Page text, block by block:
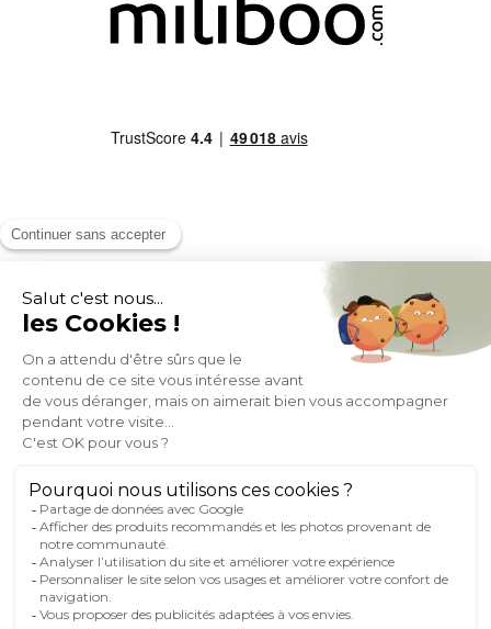
MOYENS DE PAIEMENT
FRANCE